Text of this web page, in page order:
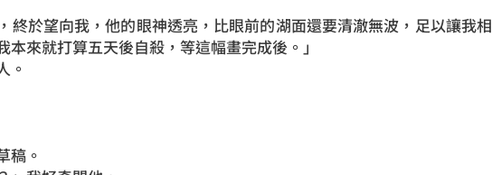
終於望向我，他的眼神透亮，比眼前的湖面還要清澈無波，足以讓我相
來就打算五天後自殺，等這幅畫完成後。」
。
稿。